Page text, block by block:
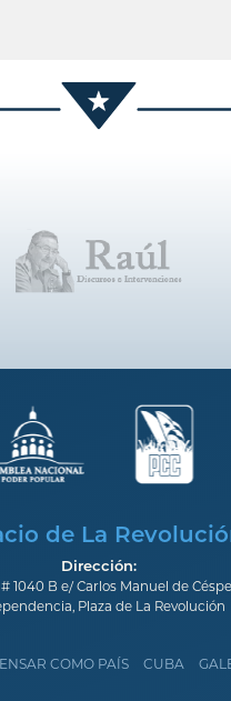
de La
Dirección:
1040 B e/ Carlos Manuel de
Plaza de La Revolución
COMO PAÍS CUBA